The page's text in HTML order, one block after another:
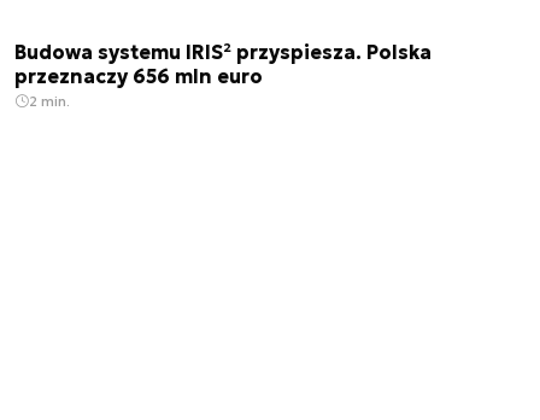
Budowa systemu IRIS² przyspiesza. Polska
przeznaczy 656 mln euro
2 min.